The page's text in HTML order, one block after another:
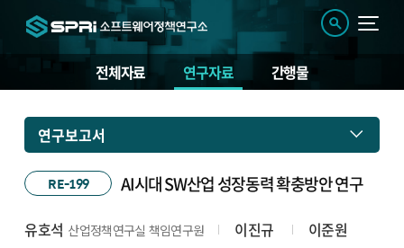
전체자료 연구자료 간행물
연구보고서
RE-199 AI시대 SW산업 성장동력 확충방안 연구
유호석 산업정책연구실 책임연구원 이진규 이준원